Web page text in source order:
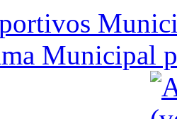
Municipal